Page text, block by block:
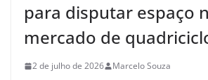
para disputar espaço
mercado de
2 de julho de 2026 Marcelo Souza